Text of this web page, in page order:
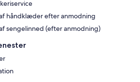
håndklæder efter anmodning
sengelinned (efter anmodning)